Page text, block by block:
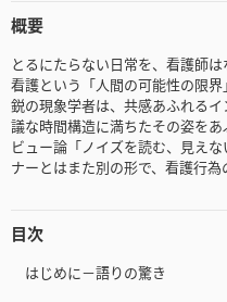
概要
とるにたらない日常を、看護師
看護という「人間の可能性の限
鋭の現象学者は、共感あふれる
議な時間構造に満ちたその姿を
ビュー論「ノイズを読む、見え
ナーとはまた別の形で、看護行為
目次
はじめに－語りの驚き